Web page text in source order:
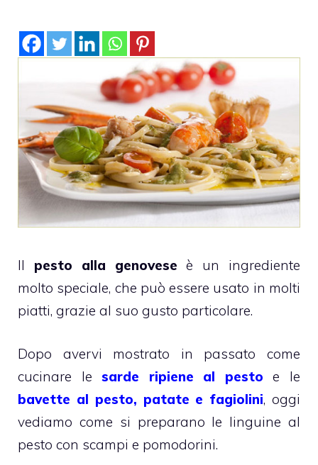
Il pesto alla genovese è un ingrediente
molto speciale, che può essere usato in molti
piatti, grazie al suo gusto particolare.
Dopo avervi mostrato in passato come
cucinare lesarde ripiene al pesto e le
bavette al pesto, patate e fagiolini, oggi
vediamo come si preparano le linguine al
pesto con scampi e pomodorini.